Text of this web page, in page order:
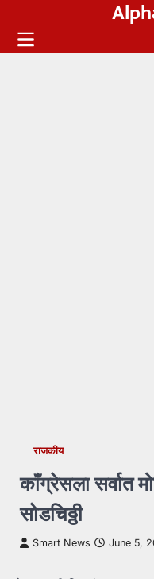
content
राजकीय
काँग्रेसला सर्वात
सोडचिठ्ठी
Smart News June 5,